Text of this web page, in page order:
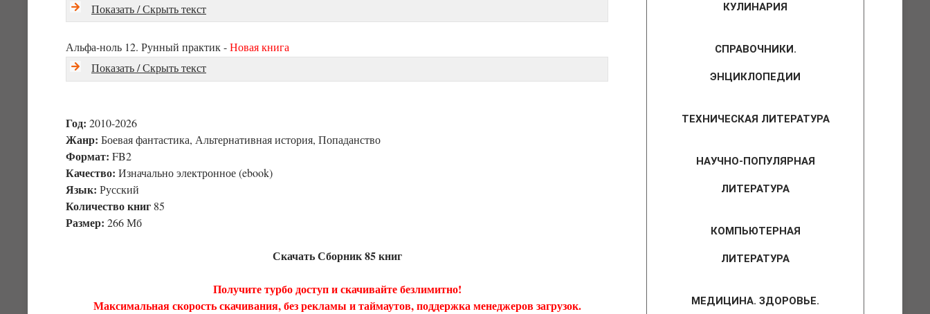
Показать / Скрыть текст
Альфа-ноль 12. Рунный практик -Новая книга
Показать / Скрыть текст
Год: 2010-2026
Жанр: Боевая фантастика, Альтернативная история, Попаданство
Формат: FB2
Качество: Изначально электронное (ebook)
Язык: Русский
Количество книг 85
Размер: 266 Мб
Скачать Сборник 85 книг
Получите турбо доступ и скачивайте безлимитно!
Максимальная скорость скачивания, без рекламы и таймаутов, поддержка менеджеров загрузок.
КУЛИНАРИЯ
СПРАВОЧНИКИ.
ЭНЦИКЛОПЕДИИ
ТЕХНИЧЕСКАЯ ЛИТЕРАТУРА
НАУЧНО-ПОПУЛЯРНАЯ
ЛИТЕРАТУРА
КОМПЬЮТЕРНАЯ
ЛИТЕРАТУРА
МЕДИЦИНА. ЗДОРОВЬЕ.